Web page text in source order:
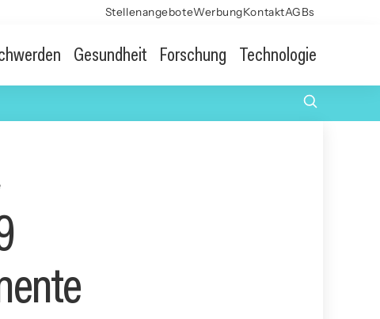
StellenangeboteWerbungKontaktAGBs
Gesundheit Forschung Technologie